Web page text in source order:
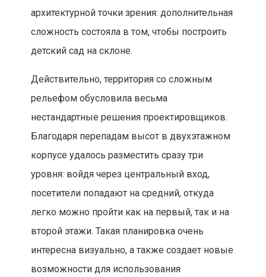
архитектурной точки зрения: дополнительная
сложность состояла в том, чтобы построить
детский сад на склоне.
Действительно, территория со сложным
рельефом обусловила весьма
нестандартные решения проектировщиков.
Благодаря перепадам высот в двухэтажном
корпусе удалось разместить сразу три
уровня: войдя через центральный вход,
посетители попадают на средний, откуда
легко можно пройти как на первый, так и на
второй этажи. Такая планировка очень
интересна визуально, а также создает новые
возможности для использования